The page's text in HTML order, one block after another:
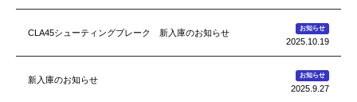
CLA45シューティングブレーク 新入庫のお知らせ お知らせ
2025.10.19
新入庫のお知らせ お知らせ
2025.9.27